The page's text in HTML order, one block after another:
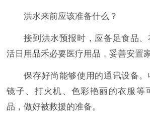
洪水来前应该准备什么？
接到洪水预报时，应备足食品
活日用品禾必要医疗用品，妥善安置
保存好尚能够使用的通讯设备。
镜子、打火机、色彩艳丽的衣服等
品，做好被救援的准备。